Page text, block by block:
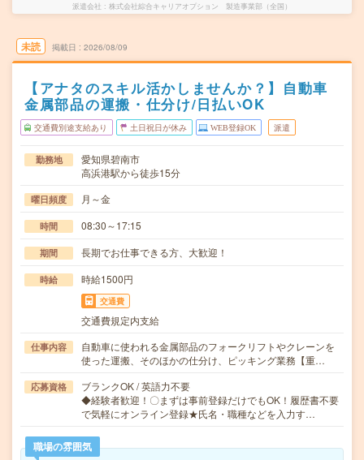
派遣会社 株式会社綜合キャリアオプション 製造事業部（全国）
未読 掲載日 2026/08/09
【アナタのスキル活かしませんか？】自動車
金属部品の運搬・仕分け/日払いOK
交通費別途支給あり 土日祝日が休み WEB登録OK 派遣
勤務地
愛知県碧南市
高浜港駅から徒歩15分
曜日頻度 月～金
時間 08:30～17:15
期間 長期でお仕事できる方、大歓迎！
時給 時給1500円
交通費
交通費規定内支給
仕事内容
自動車に使われる金属部品のフォークリフトやクレーンを
使った運搬、そのほかの仕分け、ピッキング業務【重…
応募資格
ブランクOK / 英語力不要
◆経験者歓迎！〇まずは事前登録だけでもOK！履歴書不要
で気軽にオンライン登録★氏名・職種などを入力す…
職場の雰囲気